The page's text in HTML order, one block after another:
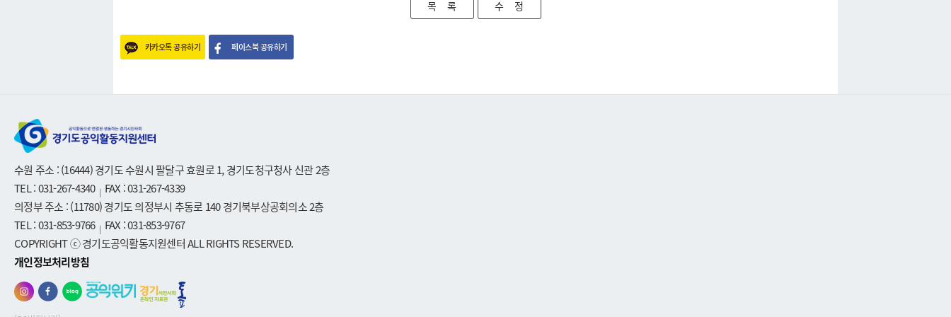
카카오톡 공유하기 페이스북 공유하기
목 록 수 정
수원 주소 : (16444) 경기도 수원시 팔달구 효원로 1, 경기도청구청사 신관 2층
TEL : 031-267-4340 | FAX : 031-267-4339
의정부 주소 : (11780) 경기도 의정부시 추동로 140 경기북부상공회의소 2층
TEL : 031-853-9766 | FAX : 031-853-9767
COPYRIGHT ⓒ 경기도공익활동지원센터 ALL RIGHTS RESERVED.
개인정보처리방침